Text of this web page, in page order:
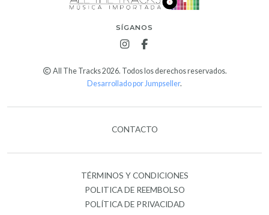
SÍGANOS
All The Tracks 2026. Todos los derechos reservados.
Desarrollado por Jumpseller.
CONTACTO
TÉRMINOS Y CONDICIONES
POLITICA DE REEMBOLSO
POLÍTICA DE PRIVACIDAD